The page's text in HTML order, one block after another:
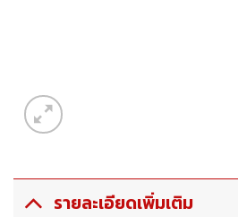
รายละเอียดเพิ่มเติม